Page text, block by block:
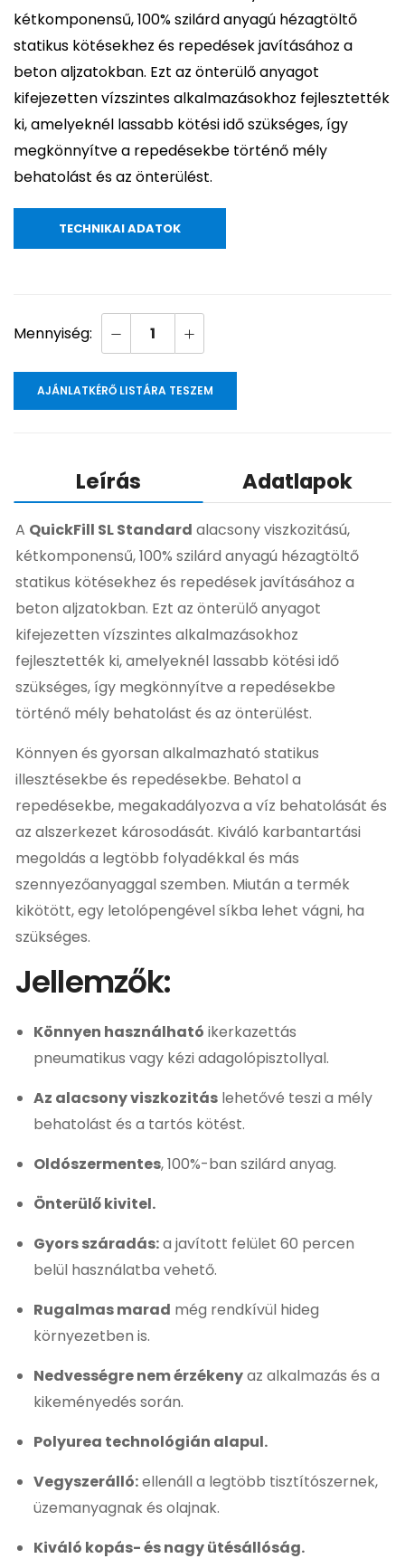
kétkomponensű, 100% szilárd anyagú hézagtöltő
statikus kötésekhez és repedések javításához a
beton aljzatokban. Ezt az önterülő anyagot
kifejezetten vízszintes alkalmazásokhoz fejlesztették
ki, amelyeknél lassabb kötési idő szükséges, így
megkönnyítve a repedésekbe történő mély
behatolást és az önterülést.
TECHNIKAI ADATOK
AJÁNLATKÉRŐ LISTÁRA TESZEM
Leírás Adatlapok
A QuickFill SL Standard alacsony viszkozitású,
kétkomponensű, 100% szilárd anyagú hézagtöltő
statikus kötésekhez és repedések javításához a
beton aljzatokban. Ezt az önterülő anyagot
kifejezetten vízszintes alkalmazásokhoz
fejlesztették ki, amelyeknél lassabb kötési idő
szükséges, így megkönnyítve a repedésekbe
történő mély behatolást és az önterülést.
Könnyen és gyorsan alkalmazható statikus
illesztésekbe és repedésekbe. Behatol a
repedésekbe, megakadályozva a víz behatolását és
az alszerkezet károsodását. Kiváló karbantartási
megoldás a legtöbb folyadékkal és más
szennyezőanyaggal szemben. Miután a termék
kikötött, egy letolópengével síkba lehet vágni, ha
szükséges.
Jellemzők:
Könnyen használható ikerkazettás
pneumatikus vagy kézi adagolópisztollyal.
Az alacsony viszkozitás lehetővé teszi a mély
behatolást és a tartós kötést.
Oldószermentes, 100%-ban szilárd anyag.
Önterülő kivitel.
Gyors száradás:a javított felület 60 percen
belül használatba vehető.
Rugalmas marad még rendkívül hideg
környezetben is.
Nedvességre nem érzékenyaz alkalmazás és a
kikeményedés során.
Polyurea technológián alapul.
Vegyszerálló:ellenáll a legtöbb tisztítószernek,
üzemanyagnak és olajnak.
Kiváló kopás- és nagy ütésállóság.